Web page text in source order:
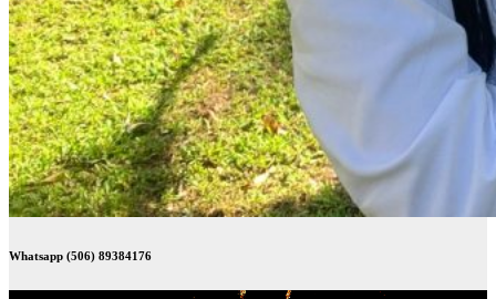
Whatsapp (506) 89384176